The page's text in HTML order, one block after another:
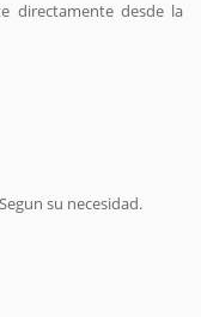
directamente desde la
su necesidad.